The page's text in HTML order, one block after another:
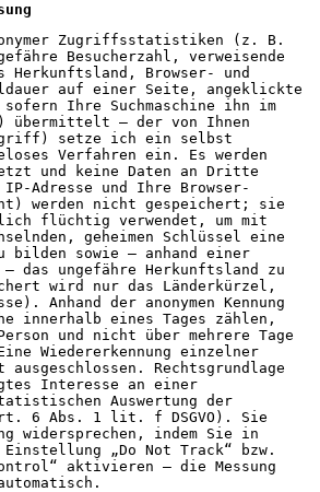
Zugriffsstatistiken (z. B.
Besucherzahl, verweisende
Herkunftsland, Browser- und
auf einer Seite, angeklickte
Ihre Suchmaschine ihn im
übermittelt – der von Ihnen
setze ich ein selbst
Verfahren ein. Es werden
und keine Daten an Dritte
Adresse und Ihre Browser-
werden nicht gespeichert; sie
flüchtig verwendet, um mit
geheimen Schlüssel eine
bilden sowie – anhand einer
– das ungefähre Herkunftsland zu
wird nur das Länderkürzel,
Anhand der anonymen Kennung
innerhalb eines Tages zählen,
und nicht über mehrere Tage
Wiedererkennung einzelner
Rechtsgrundlage
Interesse an einer
Auswertung der
6 Abs. 1 lit. f DSGVO). Sie
widersprechen, indem Sie in
„Do Not Track“ bzw.
aktivieren – die Messung